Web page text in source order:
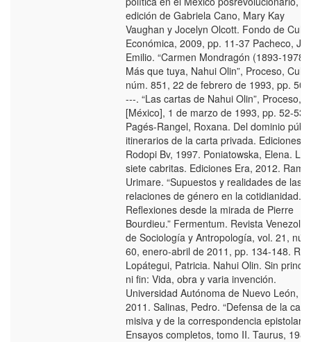
edición de Gabriela Cano, Mary Kay
Vaughan y Jocelyn Olcott. Fondo de
Económica, 2009, pp. 11-37 Pacheco,
Emilio. “Carmen Mondragón (1893-1978).
Más que tuya, Nahui Olin”, Proceso,
núm. 851, 22 de febrero de 1993, pp. 50-
---. “Las cartas de Nahui Olin”, Proceso,
[México], 1 de marzo de 1993, pp. 52-53.
Pagés-Rangel, Roxana. Del dominio
itinerarios de la carta privada. Ediciones
Rodopi Bv, 1997. Poniatowska, Elena. Las
siete cabritas. Ediciones Era, 2012.
Urimare. “Supuestos y realidades de las
relaciones de género en la cotidianidad.
Reflexiones desde la mirada de Pierre
Bourdieu.” Fermentum. Revista
de Sociología y Antropología, vol. 21,
60, enero-abril de 2011, pp. 134-148.
Lopátegui, Patricia. Nahui Olin. Sin
ni fin: Vida, obra y varia invención.
Universidad Autónoma de Nuevo León,
2011. Salinas, Pedro. “Defensa de la
misiva y de la correspondencia epistolar”.
Ensayos completos, tomo II. Taurus,